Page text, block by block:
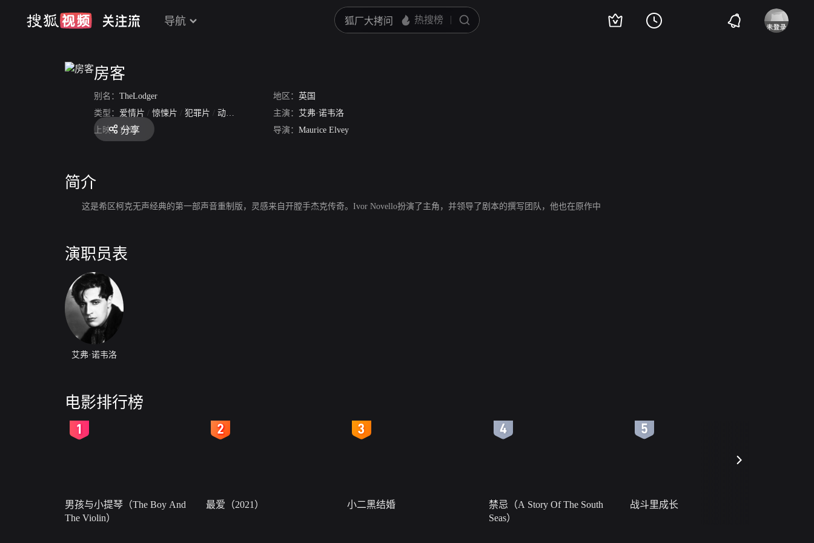
导航
房客
别名： TheLodger 地区： 英国
类型： 爱情片 / 惊悚片 / 犯罪片 / 动作片 主演： 艾弗·诺韦洛
上映： 1932 导演： Maurice Elvey
分享
简介
这是希区柯克无声经典的第一部声音重制版，灵感来自开膛手杰克传奇。Ivor Novello扮演了主角，并领导了剧本的撰写团队，他也在原作中
演职员表
艾弗·诺韦洛
电影排行榜
男孩与小提琴（The Boy And
The Violin）
最爱（2021） 小二黑结婚
禁忌（A Story Of The South
Seas）
战斗里成长